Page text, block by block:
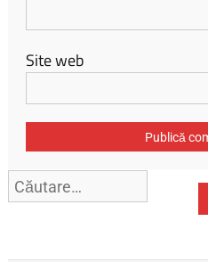
Site web
Caută
după: